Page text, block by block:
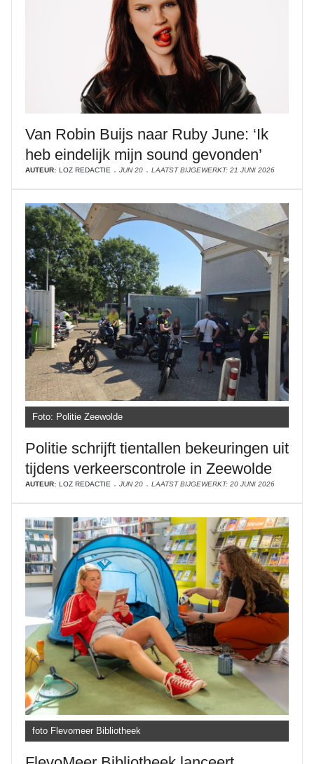
Van Robin Buijs naar Ruby June: ‘Ik
heb eindelijk mijn sound gevonden’
AUTEUR: LOZ REDACTIE JUN 20 LAATST BIJGEWERKT: 21 JUNI 2026
Foto: Politie Zeewolde
Politie schrijft tientallen bekeuringen uit
tijdens verkeerscontrole in Zeewolde
AUTEUR: LOZ REDACTIE JUN 20 LAATST BIJGEWERKT: 20 JUNI 2026
foto Flevomeer Bibliotheek